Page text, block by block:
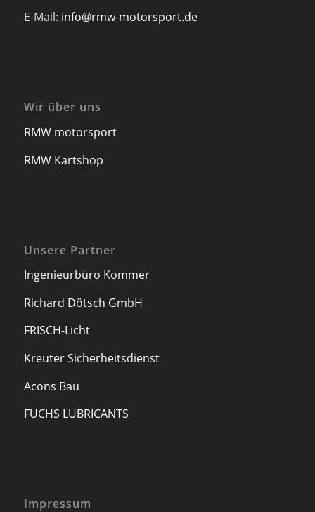
E-Mail: info@rmw-motorsport.de
Wir über uns
RMW motorsport
RMW Kartshop
Unsere Partner
Ingenieurbüro Kommer
Richard Dötsch GmbH
FRISCH-Licht
Kreuter Sicherheitsdienst
Acons Bau
FUCHS LUBRICANTS
Impressum